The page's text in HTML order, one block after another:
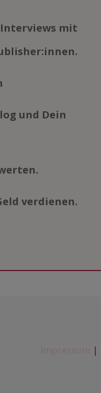
Interviews mit
und Dein
verdienen.
Impressum |